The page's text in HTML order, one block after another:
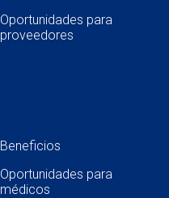
Oportunidades para
proveedores
Beneficios
Oportunidades para
médicos